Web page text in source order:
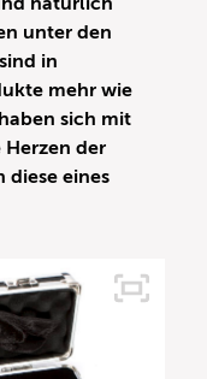
unter den
in
mehr wie
sich mit
der
diese eines